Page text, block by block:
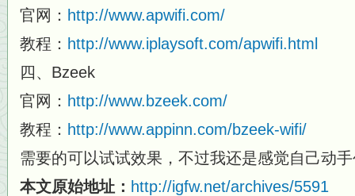
官网： http://www.apwifi.com/
教程： http://www.iplaysoft.com/apwifi.html
四、Bzeek
官网： http://www.bzeek.com/
教程： http://www.appinn.com/bzeek-wifi/
需要的可以试试效果，不过我还是感觉自己动
本文原始地址： http://igfw.net/archives/5591